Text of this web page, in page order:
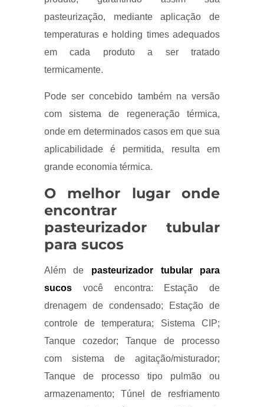
pasteurização, mediante aplicação de
temperaturas e holding times adequados
em cada produto a ser tratado
termicamente.
Pode ser concebido também na versão
com sistema de regeneração térmica,
onde em determinados casos em que sua
aplicabilidade é permitida, resulta em
grande economia térmica.
O melhor lugar onde
encontrar
pasteurizador tubular
para sucos
Além de pasteurizador tubular para
sucos você encontra: Estação de
drenagem de condensado; Estação de
controle de temperatura; Sistema CIP;
Tanque cozedor; Tanque de processo
com sistema de agitação/misturador;
Tanque de processo tipo pulmão ou
armazenamento; Túnel de resfriamento